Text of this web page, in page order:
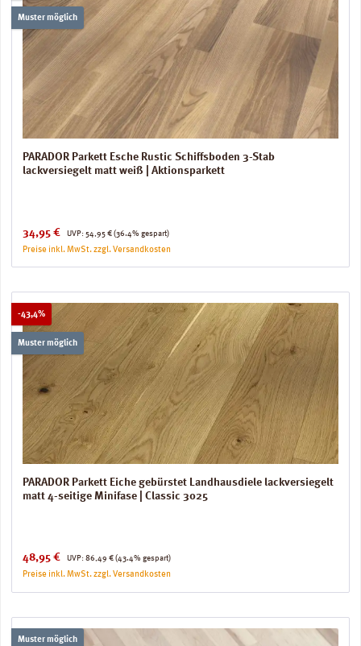
Muster möglich
PARADOR Parkett Esche Rustic Schiffsboden 3-Stab
lackversiegelt matt weiß | Aktionsparkett
Verkaufspreis:
34,95 € UVP:
Regulärer Preis:
54,95 € (36.4% gespart)
Preise inkl. MwSt. zzgl. Versandkosten
-43,4%Rabatt
Muster möglich
PARADOR Parkett Eiche gebürstet Landhausdiele lackversiegelt
matt 4-seitige Minifase | Classic 3025
Verkaufspreis:
48,95 € UVP:
Regulärer Preis:
86,49 € (43.4% gespart)
Preise inkl. MwSt. zzgl. Versandkosten
Muster möglich